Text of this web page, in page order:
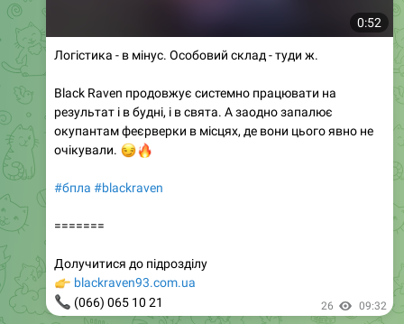
0:52
Логістика - в мінус. Особовий склад - туди ж.
Black Raven продовжує системно працювати на
результат і в будні, і в свята. А заодно запалює
окупантам феєрверки в місцях, де вони цього явно не
очікували.
🔥
#бпла #blackraven
=======
Долучитися до підрозділу
blackraven93.com.ua
(066) 065 10 21 26 09:32